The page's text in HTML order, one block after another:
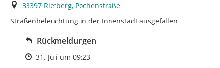
Ort
33397 Rietberg, Pochenstraße
Straßenbeleuchtung in der Innenstadt ausgefallen
Rückmeldungen
Zeitpunkt des Erstellens
31. Juli um 09:23